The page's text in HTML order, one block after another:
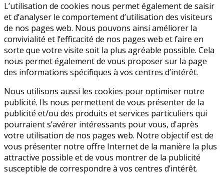
L’utilisation de cookies nous permet également de saisir
et d’analyser le comportement d’utilisation des visiteurs
de nos pages web. Nous pouvons ainsi améliorer la
convivialité et l’efficacité de nos pages web et faire en
sorte que votre visite soit la plus agréable possible. Cela
nous permet également de vous proposer sur la page
des informations spécifiques à vos centres d’intérêt.
Nous utilisons aussi les cookies pour optimiser notre
publicité. Ils nous permettent de vous présenter de la
publicité et/ou des produits et services particuliers qui
pourraient s’avérer intéressants pour vous, d'après
votre utilisation de nos pages web. Notre objectif est de
vous présenter notre offre Internet de la manière la plus
attractive possible et de vous montrer de la publicité
susceptible de correspondre à vos centres d’intérêt.